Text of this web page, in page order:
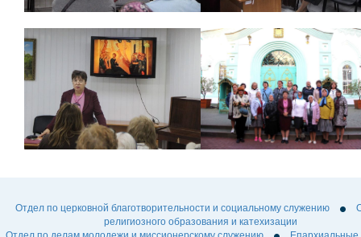
Отдел по церковной благотворительности и социальному служению
религиозного образования и катехизации